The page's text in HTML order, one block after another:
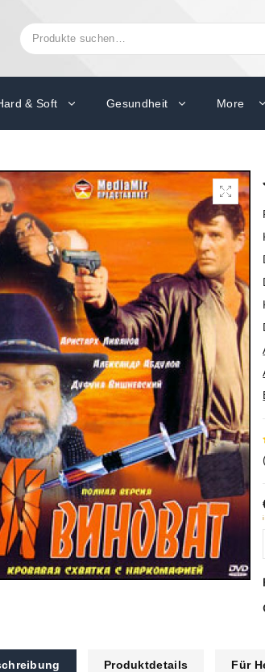
Suchen
nach:
& Soft Gesundheit More
Produktdetails Für